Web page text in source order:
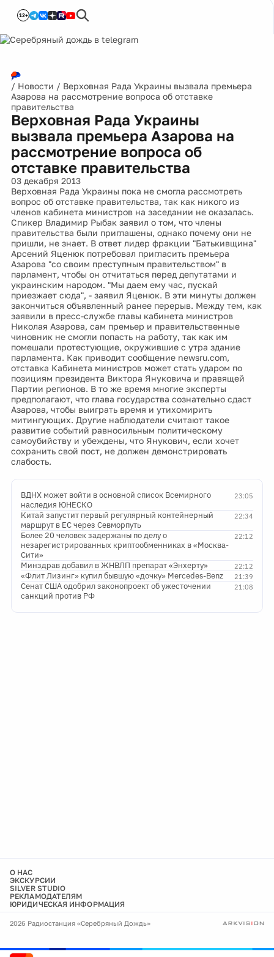
12+
/ Новости / Верховная Рада Украины вызвала премьера
Азарова на рассмотрение вопроса об отставке
правительства
Верховная Рада Украины
вызвала премьера Азарова на
рассмотрение вопроса об
отставке правительства
03 декабря 2013
Верховная Рада Украины пока не смогла рассмотреть
вопрос об отставке правительства, так как никого из
членов кабинета министров на заседании не оказалась.
Спикер Владимир Рыбак заявил о том, что члены
правительства были приглашены, однако почему они не
пришли, не знает. В ответ лидер фракции "Батькивщина"
Арсений Яценюк потребовал пригласить премьера
Азарова "со своим преступным правительством" в
парламент, чтобы он отчитаться перед депутатами и
украинским народом. "Мы даем ему час, пускай
приезжает сюда", - заявил Яценюк. В эти минуты должен
закончиться объявленный ранее перерыв. Между тем, как
заявили в пресс-службе главы кабинета министров
Николая Азарова, сам премьер и правительственные
чиновник не смогли попасть на работу, так как им
помешали протестующие, окружившие с утра здание
парламента. Как приводит сообщение newsru.com,
отставка Кабинета министров может стать ударом по
позициям президента Виктора Януковича и правящей
Партии регионов. В то же время многие эксперты
предполагают, что глава государства сознательно сдаст
Азарова, чтобы выиграть время и утихомирить
митингующих. Другие наблюдатели считают такое
развитие событий равносильным политическому
самоубийству и убеждены, что Янукович, если хочет
сохранить свой пост, не должен демонстрировать
слабость.
23:05
ВДНХ может войти в основной список Всемирного
наследия ЮНЕСКО
22:34
Китай запустит первый регулярный контейнерный
маршрут в ЕС через Севморпуть
22:12
Более 20 человек задержаны по делу о
незарегистрированных криптообменниках в «Москва-
Сити»
22:12
Минздрав добавил в ЖНВЛП препарат «Энхерту»
21:39
«Флит Лизинг» купил бывшую «дочку» Mercedes-Benz
21:08
Сенат США одобрил законопроект об ужесточении
санкций против РФ
О НАС
ЭКСКУРСИИ
SILVER STUDIO
РЕКЛАМОДАТЕЛЯМ
ЮРИДИЧЕСКАЯ ИНФОРМАЦИЯ
2026 Радиостанция «Серебряный Дождь»